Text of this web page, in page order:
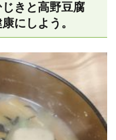
きと高野豆腐
にしよう。